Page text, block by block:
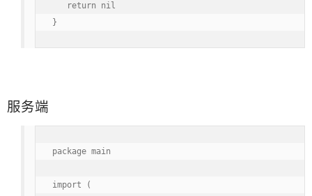
   return nil
}
服务端
package main
import (